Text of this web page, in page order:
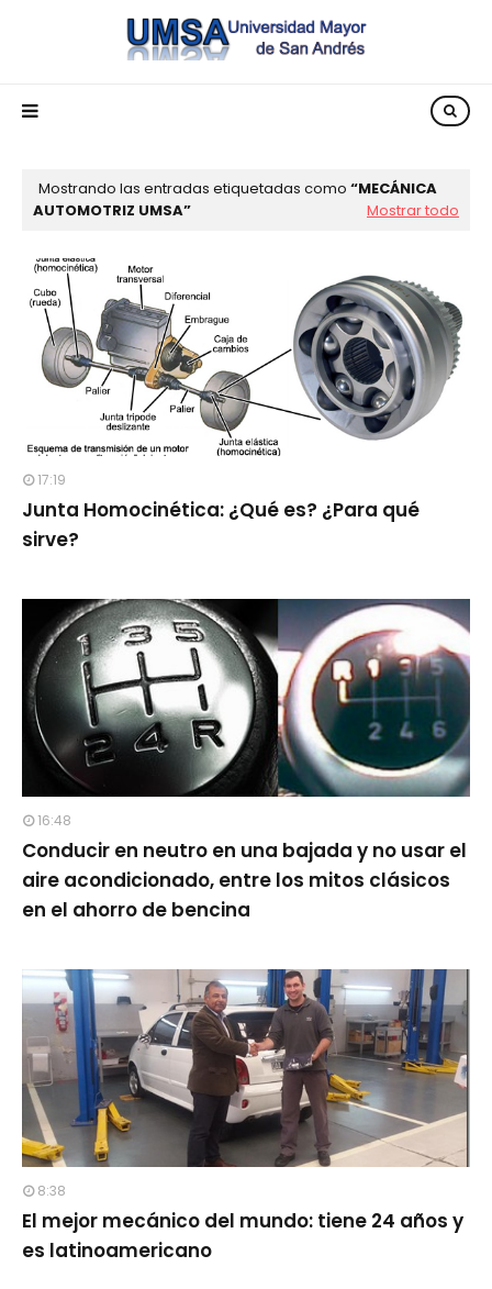
Mostrando las entradas etiquetadas como
MECÁNICA
AUTOMOTRIZ UMSA
Mostrar todo
17:19
Junta Homocinética: ¿Qué es? ¿Para qué
sirve?
16:48
Conducir en neutro en una bajada y no usar el
aire acondicionado, entre los mitos clásicos
en el ahorro de bencina
8:38
El mejor mecánico del mundo: tiene 24 años y
es latinoamericano